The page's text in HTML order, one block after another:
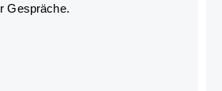
Gespräche.